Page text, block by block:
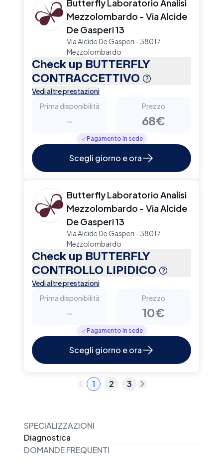
Butterfly Laboratorio Analisi
Mezzolombardo - Via Alcide
De Gasperi 13
Via Alcide De Gasperi - 38017
Mezzolombardo
Check up BUTTERFLY
CONTRACCETTIVO
Vedi altre prestazioni
Prima disponibilità
-
Prezzo
68€
Pagamento in sede
Scegli giorno e ora
Butterfly Laboratorio Analisi
Mezzolombardo - Via Alcide
De Gasperi 13
Via Alcide De Gasperi - 38017
Mezzolombardo
Check up BUTTERFLY
CONTROLLO LIPIDICO
Vedi altre prestazioni
Prima disponibilità
-
Prezzo
10€
Pagamento in sede
Scegli giorno e ora
1 2 3
SPECIALIZZAZIONI
Diagnostica
DOMANDE FREQUENTI